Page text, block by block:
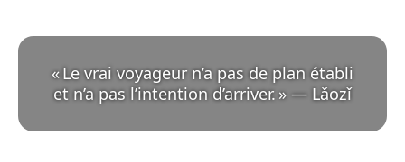
«Le vrai voyageur n’a pas de plan établi
et n’a pas l’intention d’arriver. » — Lǎozǐ